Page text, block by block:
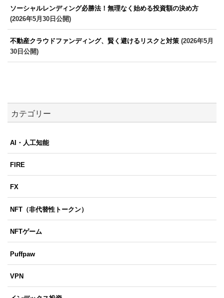
ソーシャルレンディング必勝法！無理なく始める投資額の決め方
(2026年5月30日公開)
不動産クラウドファンディング、賢く避けるリスクと対策 (2026年5月
30日公開)
カテゴリー
AI・人工知能
FIRE
FX
NFT（非代替性トークン）
NFTゲーム
Puffpaw
VPN